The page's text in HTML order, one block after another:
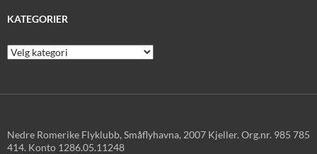
KATEGORIER
Kategorier
Nedre Romerike Flyklubb, Småflyhavna, 2007 Kjeller. Org.nr. 985 785
414. Konto 1286.05.11248